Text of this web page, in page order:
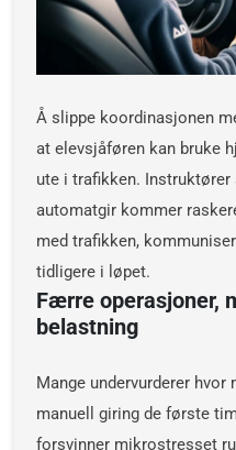
Å slippe koordinasjonen
at elevsjåføren kan bruke
ute i trafikken. Instruktører
automatgir kommer
med trafikken,
tidligere i løpet.
Færre operasjoner,
belastning
Mange undervurderer
manuell giring de første
forsvinner mikrostresset